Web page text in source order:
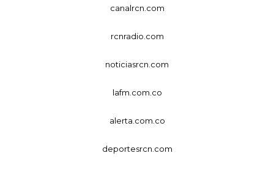
canalrcn.com
rcnradio.com
noticiasrcn.com
lafm.com.co
alerta.com.co
deportesrcn.com